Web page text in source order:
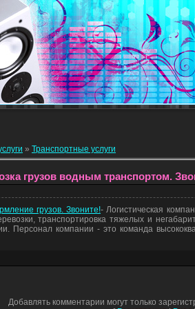
» Транспортные услуги
грузов водным транспортом.
грузов. Звоните!- Логистическая
транспортировка тяжелых и
Персонал компании - это команда
Добавлять комментарии могут только